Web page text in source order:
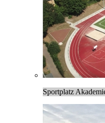
Sportplatz